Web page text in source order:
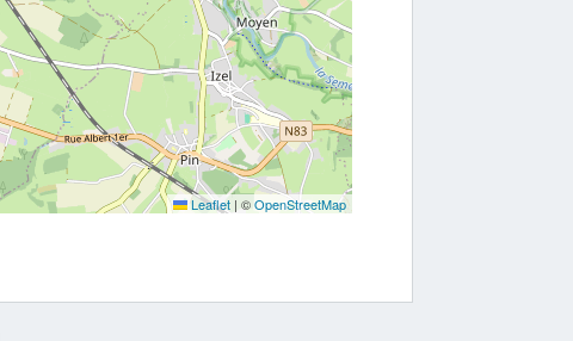
Leaflet | ©OpenStreetMap